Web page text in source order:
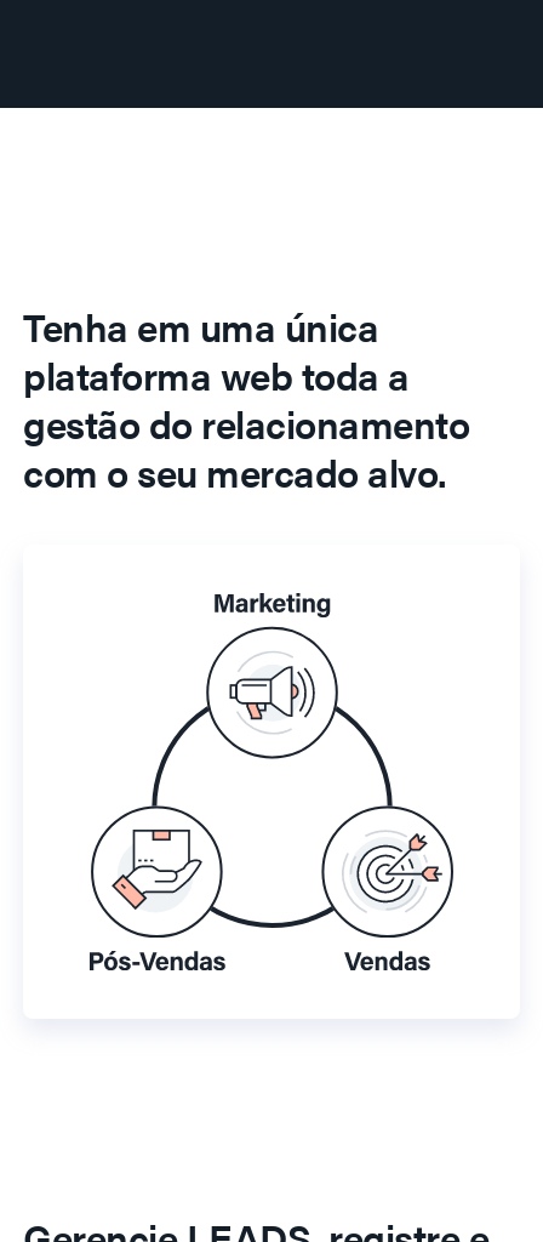
Tenha em uma única
plataforma web toda a
gestão do relacionamento
com o seu mercado alvo.